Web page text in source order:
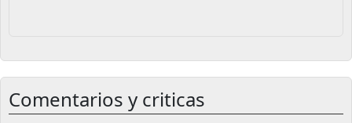
Comentarios y criticas